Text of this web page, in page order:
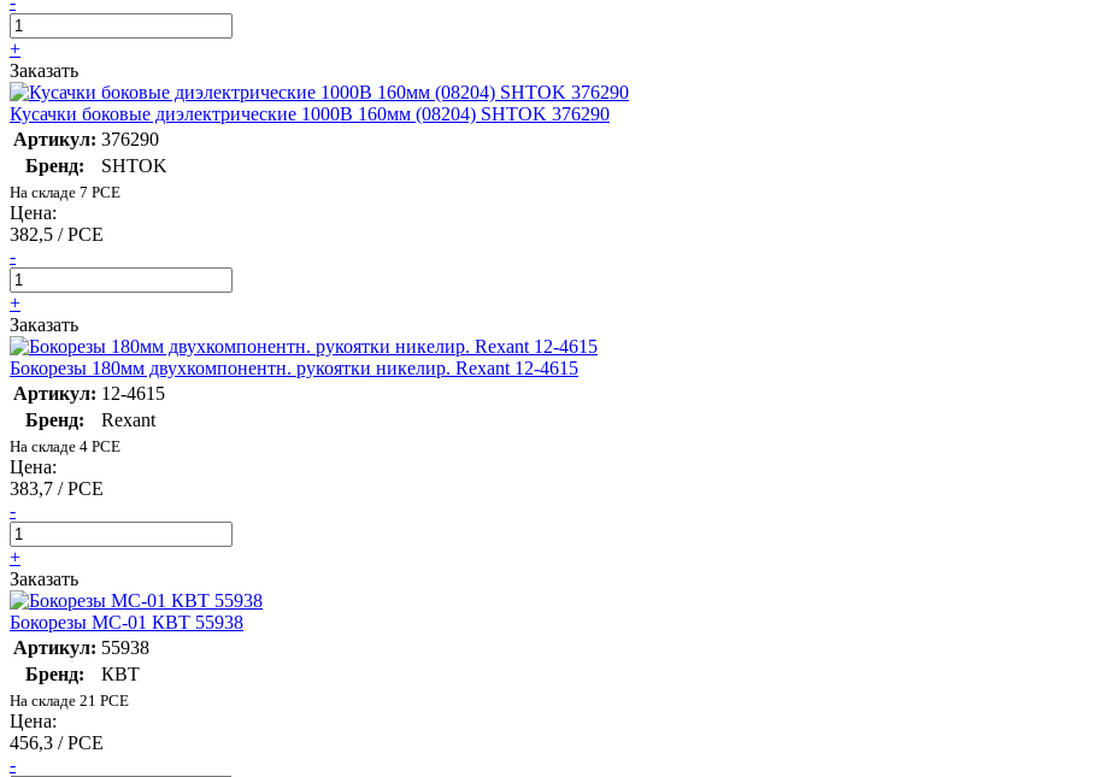
+
Заказать
Кусачки боковые диэлектрические 1000В 160мм (08204) SHTOK 376290
Артикул: 376290
Бренд:
SHTOK
На складе 7 PCE
Цена:
382,5 / PCE
-
+
Заказать
Бокорезы 180мм двухкомпонентн. рукоятки никелир. Rexant 12-4615
Артикул: 12-4615
Бренд:
Rexant
На складе 4 PCE
Цена:
383,7 / PCE
-
+
Заказать
Бокорезы MC-01 КВТ 55938
Артикул: 55938
Бренд:
КВТ
На складе 21 PCE
Цена:
456,3 / PCE
-